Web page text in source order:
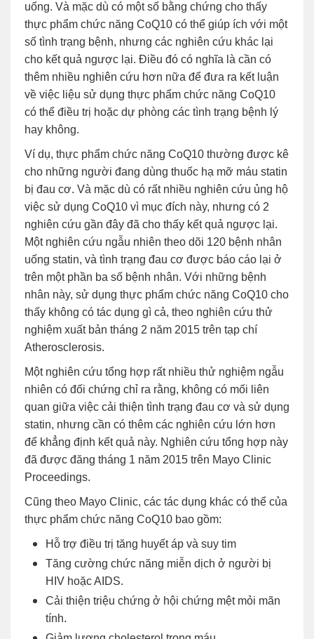
uống. Và mặc dù có một số bằng chứng cho thấy
thực phẩm chức năng CoQ10 có thể giúp ích với một
số tình trạng bệnh, nhưng các nghiên cứu khác lại
cho kết quả ngược lại. Điều đó có nghĩa là cần có
thêm nhiều nghiên cứu hơn nữa để đưa ra kết luận
về việc liệu sử dụng thực phẩm chức năng CoQ10
có thể điều trị hoặc dự phòng các tình trạng bệnh lý
hay không.
Ví dụ, thực phẩm chức năng CoQ10 thường được kê
cho những người đang dùng thuốc hạ mỡ máu statin
bị đau cơ. Và mặc dù có rất nhiều nghiên cứu ủng hộ
việc sử dụng CoQ10 vì mục đích này, nhưng có 2
nghiên cứu gần đây đã cho thấy kết quả ngược lại.
Một nghiên cứu ngẫu nhiên theo dõi 120 bệnh nhân
uống statin, và tình trạng đau cơ được báo cáo lại ở
trên một phần ba số bệnh nhân. Với những bệnh
nhân này, sử dụng thực phẩm chức năng CoQ10 cho
thấy không có tác dụng gì cả, theo nghiên cứu thử
nghiệm xuất bản tháng 2 năm 2015 trên tạp chí
Atherosclerosis.
Một nghiên cứu tổng hợp rất nhiều thử nghiệm ngẫu
nhiên có đối chứng chỉ ra rằng, không có mối liên
quan giữa việc cải thiện tình trạng đau cơ và sử dụng
statin, nhưng cần có thêm các nghiên cứu lớn hơn
để khẳng định kết quả này. Nghiên cứu tổng hợp này
đã được đăng tháng 1 năm 2015 trên Mayo Clinic
Proceedings.
Cũng theo Mayo Clinic, các tác dụng khác có thể của
thực phẩm chức năng CoQ10 bao gồm:
Hỗ trợ điều trị tăng huyết áp và suy tim
Tăng cường chức năng miễn dịch ở người bị
HIV hoặc AIDS.
Cải thiện triệu chứng ở hội chứng mệt mỏi mãn
tính.